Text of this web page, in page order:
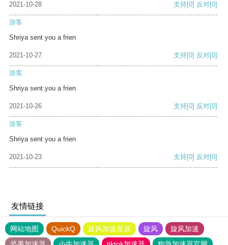
2021-10-28 支持[0] 反对[0]
游客
Shriya sent you a frien
2021-10-27 支持[0] 反对[0]
游客
Shriya sent you a frien
2021-10-26 支持[0] 反对[0]
游客
Shriya sent you a frien
2021-10-23 支持[0] 反对[0]
友情链接
网站地图 QuickQ 旋风加速度器 旋风
旋风加速